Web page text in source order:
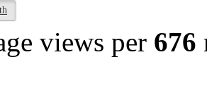
views per 676